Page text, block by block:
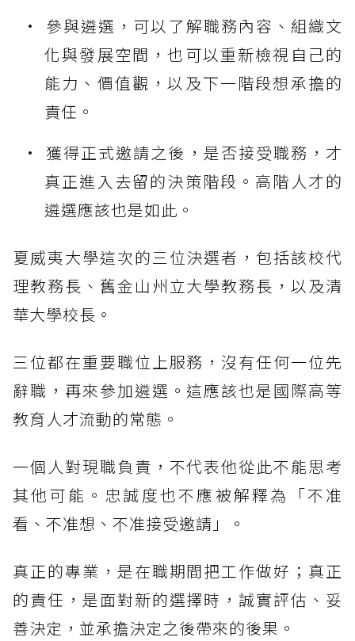
參與遴選，可以了解職務內容、組織文
化與發展空間，也可以重新檢視自己的
能力、價值觀，以及下一階段想承擔的
責任。
獲得正式邀請之後，是否接受職務，才
真正進入去留的決策階段。高階人才的
遴選應該也是如此。
夏威夷大學這次的三位決選者，包括該校代
理教務長、舊金山州立大學教務長，以及清
華大學校長。
三位都在重要職位上服務，沒有任何一位先
辭職，再來參加遴選。這應該也是國際高等
教育人才流動的常態。
一個人對現職負責，不代表他從此不能思考
其他可能。忠誠度也不應被解釋為「不准
看、不准想、不准接受邀請」。
真正的專業，是在職期間把工作做好；真正
的責任，是面對新的選擇時，誠實評估、妥
善決定，並承擔決定之後帶來的後果。